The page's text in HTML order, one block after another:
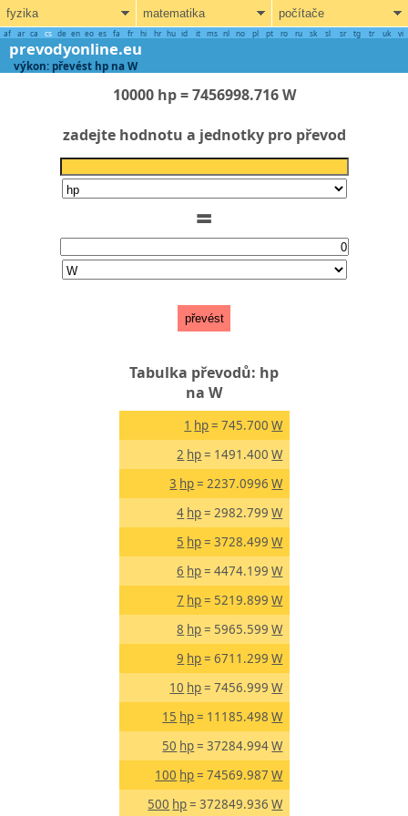
fyzika matematika počítače
af ar ca cs de en eo es fa fr hi hr hu id it ms nl no pl pt ro ru sk sl sr tg tr uk vi
prevodyonline.eu
výkon: převést hp na W
10000 hp = 7456998.716 W
zadejte hodnotu a jednotky pro převod
=
převést
Tabulka převodů: hp
na W
1 hp= 745.700W
2 hp= 1491.400W
3 hp= 2237.0996W
4 hp= 2982.799W
5 hp= 3728.499W
6 hp= 4474.199W
7 hp= 5219.899W
8 hp= 5965.599W
9 hp= 6711.299W
10 hp= 7456.999W
15 hp= 11185.498W
50 hp= 37284.994W
100 hp= 74569.987W
500 hp= 372849.936W